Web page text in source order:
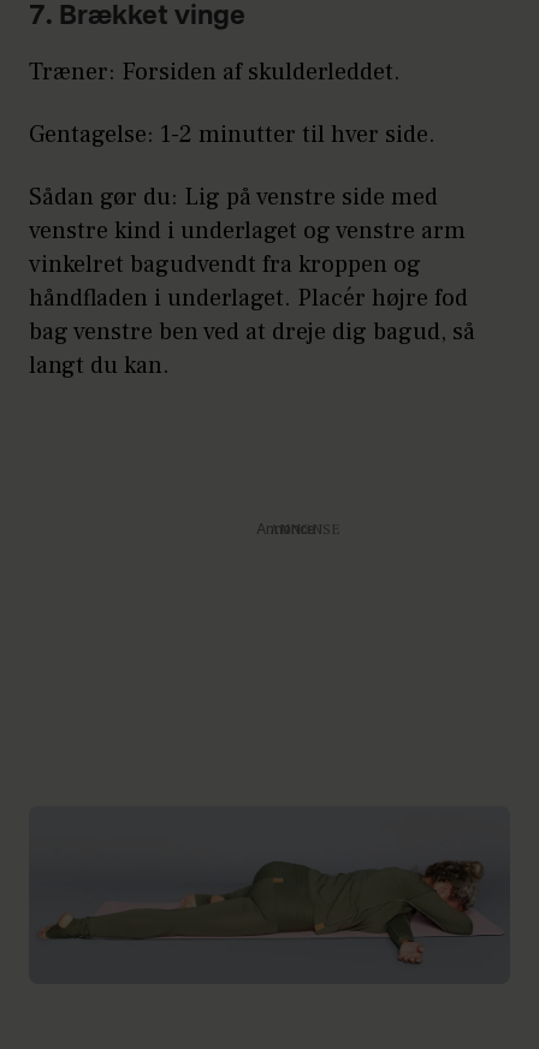
7. Brækket vinge
Træner: Forsiden af skulderleddet.
Gentagelse: 1-2 minutter til hver side.
Sådan gør du: Lig på venstre side med
venstre kind i underlaget og venstre arm
vinkelret bagudvendt fra kroppen og
håndfladen i underlaget. Placér højre fod
bag venstre ben ved at dreje dig bagud, så
langt du kan.
Annonce